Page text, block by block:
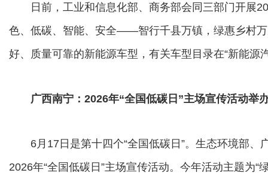
日前，工业和信息化部、商务部会同三部门开展
色、低碳、智能、安全——智行千县万镇，绿惠乡村
好、质量可靠的新能源车型，有关车型目录在“新能源
广西南宁：2026年“全国低碳日”主场宣传活动举
6月17日是第十四个“全国低碳日”。生态环境部、
2026年“全国低碳日”主场宣传活动。今年活动主题为